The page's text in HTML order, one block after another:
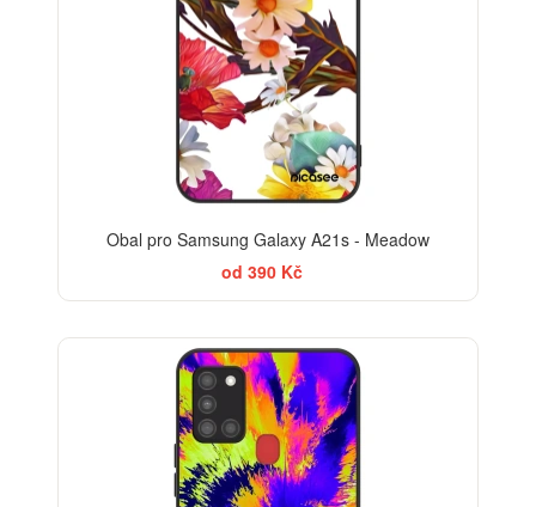
Obal pro Samsung Galaxy A21s - Meadow
od 390 Kč